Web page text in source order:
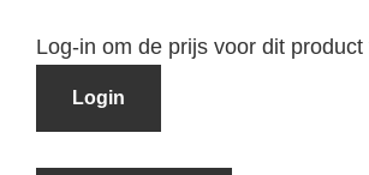
Log-in om de prijs voor dit product
Login